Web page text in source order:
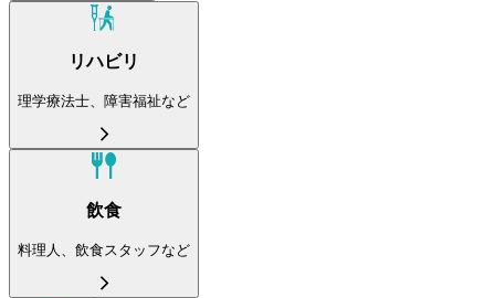
リハビリ
理学療法士、障害福祉など
飲食
料理人、飲食スタッフなど